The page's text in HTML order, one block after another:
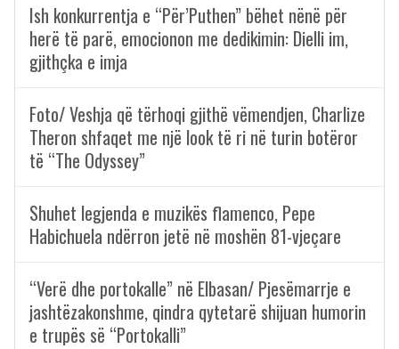
Ish konkurrentja e “Për’Puthen” bëhet nënë për
herë të parë, emocionon me dedikimin: Dielli im,
gjithçka e imja
Foto/ Veshja që tërhoqi gjithë vëmendjen, Charlize
Theron shfaqet me një look të ri në turin botëror
të “The Odyssey”
Shuhet legjenda e muzikës flamenco, Pepe
Habichuela ndërron jetë në moshën 81-vjeçare
“Verë dhe portokalle” në Elbasan/ Pjesëmarrje e
jashtëzakonshme, qindra qytetarë shijuan humorin
e trupës së “Portokalli”